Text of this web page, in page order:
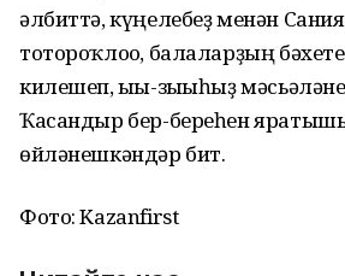
әлбиттә, күңелебеҙ менән Сания
тотороҡлоғо, балаларҙың
килешеп, ығы-зығыһыҙ
Ҡасандыр бер-береһен
өйләнешкәндәр бит.
Фото: Kazanfirst